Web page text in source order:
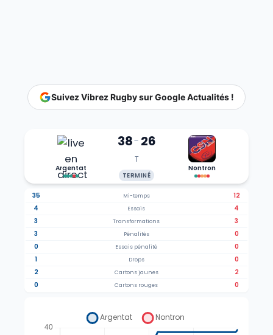
Suivez Vibrez Rugby sur Google Actualités !
Argentat
38- 26
T
TERMINÉ
Nontron
35 Mi-temps
12
4
Essais
4
3
Transformations
3
3
Pénalités
0
0
Essais pénalité
0
1
Drops
0
2
Cartons jaunes
2
0
Cartons rouges 0